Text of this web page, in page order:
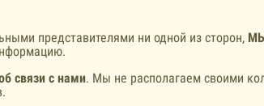
представителями ни одной из сторон,
связи с нами. Мы не располагаем своими